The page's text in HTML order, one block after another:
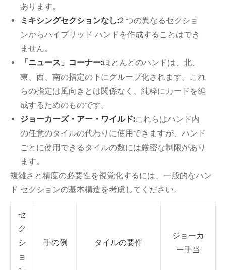
あります。
ミキシングセクションなし:2 つの異なるセクショ
ンからハイブリッド ハンドを作成することはでき
ません。
「ニュース」コーナー:ほとんどのハンドは、北、
東、西、南の指定の下にグループ化されます。これ
らの指定は風向きとは関係なく、純粋にカードを編
成するためのものです。
ジョーカーズ・アー・ワイルド:これらはハンド内
の任意のタイルの代わりに使用できますが、ハンド
ごとに使用できるタイルの数には厳密な制限があり
ます。
複雑さと精度の必要性を視覚化するには、一般的なハン
ド セクションの基本構造を考慮してください。
セ
ク
シ
ョ
手の例 タイルの要件
ジョーカ
ー手当